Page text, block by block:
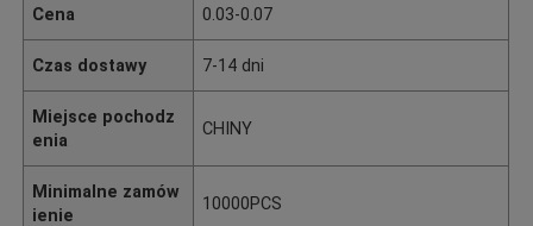
Cena 0.03-0.07
Czas dostawy 7-14 dni
Miejsce pochodz
enia
CHINY
Minimalne zamów
ienie
10000PCS